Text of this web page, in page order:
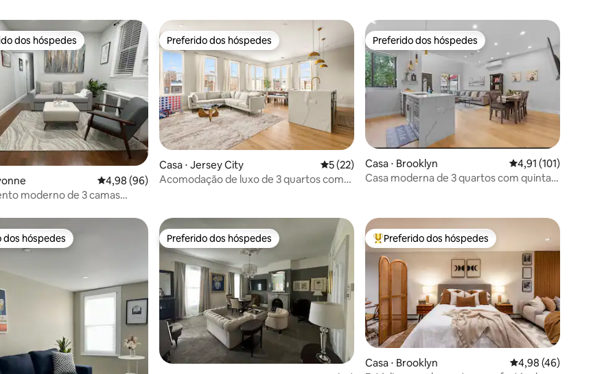
de 5, 77 avaliações
preferidos dos hóspedes
dos hóspedes
4,98 de uma avaliação média de 5, 96 avaliações
4,98 (96)
moderno de 3 camas
Preferido dos hóspedes
Preferido dos hóspedes
Casa ⋅ Jersey City 5 de uma avaliação média de 5, 22 avaliações
5 (22)
Acomodação de luxo de 3 quartos com
Preferido dos hóspedes
Preferido dos hóspedes
Casa ⋅ Brooklyn 4,91 de uma avaliação
4,91 (101)
Casa moderna de 3 quartos com quintal
dos hóspedes
dos hóspedes Preferido dos hóspedes
Preferido dos hóspedes Entre os melhores preferidos dos hóspedes
Preferido dos hóspedes
Casa ⋅ Brooklyn 4,98 de uma
4,98 (46)